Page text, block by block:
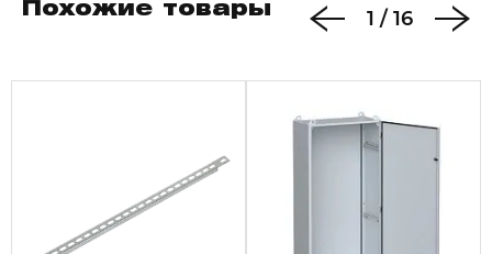
Похожие товары 1 / 16